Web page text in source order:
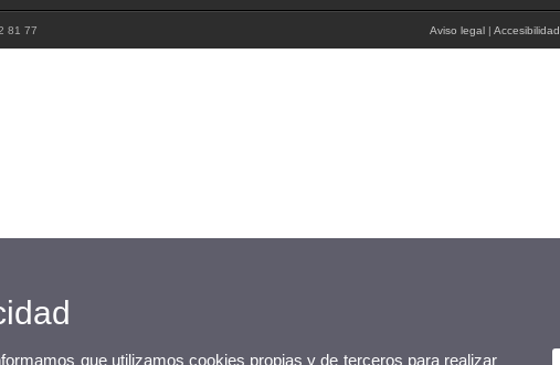
81 77 Aviso legal | Accesibilidad
que utilizamos cookies propias y de terceros para realizar